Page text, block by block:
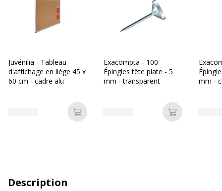
Juvénilia - Tableau
d'affichage en liège 45 x
60 cm - cadre alu
Ajouter au panier
Exacompta - 100
Épingles tête plate - 5
mm - transparent
Ajouter au
mm -
Description